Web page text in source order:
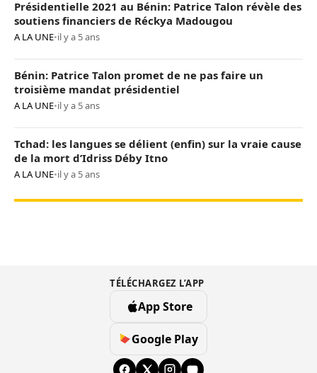
Présidentielle 2021 au Bénin: Patrice Talon révèle des
soutiens financiers de Réckya Madougou
A LA UNE•il y a 5 ans
Bénin: Patrice Talon promet de ne pas faire un
troisième mandat présidentiel
A LA UNE•il y a 5 ans
Tchad: les langues se délient (enfin) sur la vraie cause
de la mort d’Idriss Déby Itno
A LA UNE•il y a 5 ans
TÉLÉCHARGEZ L’APP
App Store
Google Play